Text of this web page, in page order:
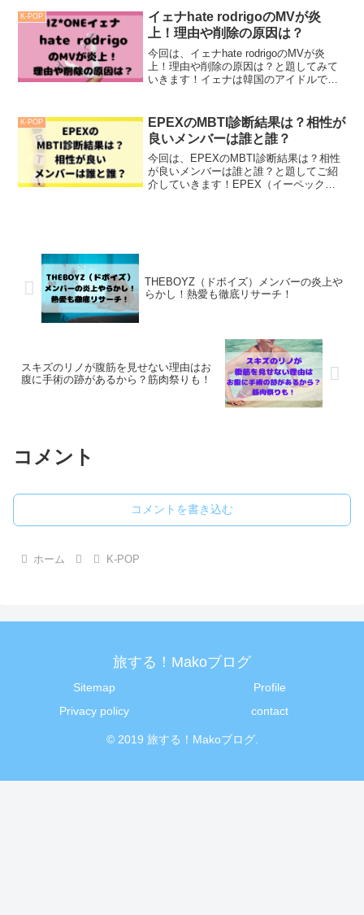
のメンバーが決まりました！FANTASY
BOY...
K-POP
イェナhate rodrigoのMVが炎
上！理由や削除の原因は？
今回は、イェナhate rodrigoのMVが炎
上！理由や削除の原因は？と題してみて
いきます！イェナは韓国のアイドルで、
ての活動が終了し、2022年1月...
K-POP
EPEXのMBTI診断結果は？相性が
良いメンバーは誰と誰？
今回は、EPEXのMBTI診断結果は？相性
が良いメンバーは誰と誰？と題してご紹
介していきます！EPEX（イーペック
THEBOYZ（ドボイズ）メンバーの炎上や
らかし！熱愛も徹底リサーチ！
スキズのリノが腹筋を見せない理由はお
腹に手術の跡があるから？筋肉祭りも！
コメント
コメントを書き込む
ホーム K-POP
旅する！Makoブログ
Sitemap
Profile
Privacy policy
contact
© 2019 旅する！Makoブログ.